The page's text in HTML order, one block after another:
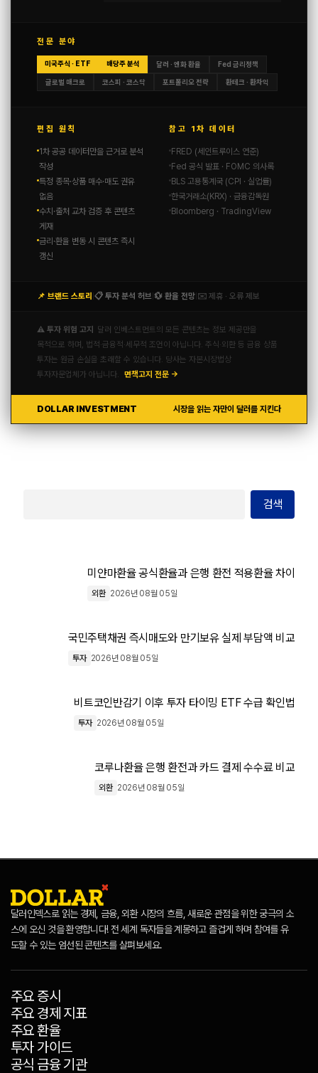
답글을 남기기 위해 로그인하기
Anna Welch
2024년 05월 03일 at 10:08 오전
답글을 남기기 위해 로그인하기
전문 분야
미국주식 · ETF 배당주 분석 달러 · 엔화 환율 Fed 금리정책
글로벌 매크로 코스피 · 코스닥 포트폴리오 전략 환테크 · 환차익
편집 원칙
1차 공공 데이터만을 근거로 분석
작성
특정 종목·상품 매수·매도 권유
없음
수치·출처 교차 검증 후 콘텐츠
게재
금리·환율 변동 시 콘텐츠 즉시
갱신
참고 1차 데이터
FRED (세인트루이스 연준)
Fed 공식 발표 · FOMC 의사록
BLS 고용통계국 (CPI · 실업률)
한국거래소(KRX) · 금융감독원
Bloomberg · TradingView
📌 브랜드 스토리 📋 투자 분석 허브 💱 환율 전망 ✉️ 제휴 · 오류 제보
⚠️ 투자 위험 고지
달러 인베스트먼트의 모든 콘텐츠는 정보 제공만을
목적으로 하며, 법적·금융적·세무적 조언이 아닙니다. 주식·외환 등 금융 상품
투자는 원금 손실을 초래할 수 있습니다. 당사는 자본시장법상
투자자문업체가 아닙니다. 면책고지 전문 →
DOLLAR INVESTMENT 시장을 읽는 자만이 달러를 지킨다
검색
미얀마환율 공식환율과 은행 환전 적용환율 차이
외환 2026년 08월 05일
국민주택채권 즉시매도와 만기보유 실제 부담액 비교
투자 2026년 08월 05일
비트코인반감기 이후 투자 타이밍 ETF 수급 확인법
투자 2026년 08월 05일
코루나환율 은행 환전과 카드 결제 수수료 비교
외환 2026년 08월 05일
달러인덱스로 읽는 경제, 금융, 외환 시장의 흐름, 새로운 관점을 위한 궁극의 소
스에 오신 것을 환영합니다! 전 세계 독자들을 계몽하고 즐겁게 하며 참여를 유
도할 수 있는 엄선된 콘텐츠를 살펴보세요.
주요 증시
주요 경제 지표
주요 환율
투자 가이드
공식 금융 기관